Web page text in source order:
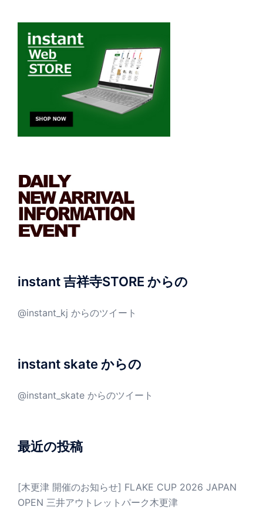
instant 吉祥寺STORE からの
@instant_kj からのツイート
instant skate からの
@instant_skate からのツイート
最近の投稿
[木更津 開催のお知らせ] FLAKE CUP 2026 JAPAN
OPEN 三井アウトレットパーク木更津